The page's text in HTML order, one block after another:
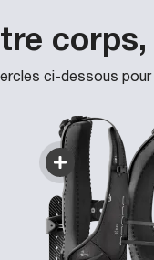
ci-dessous